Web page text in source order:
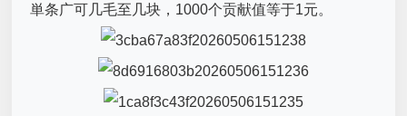
単条广可几毛至几块，1000个贡献值等于1元。